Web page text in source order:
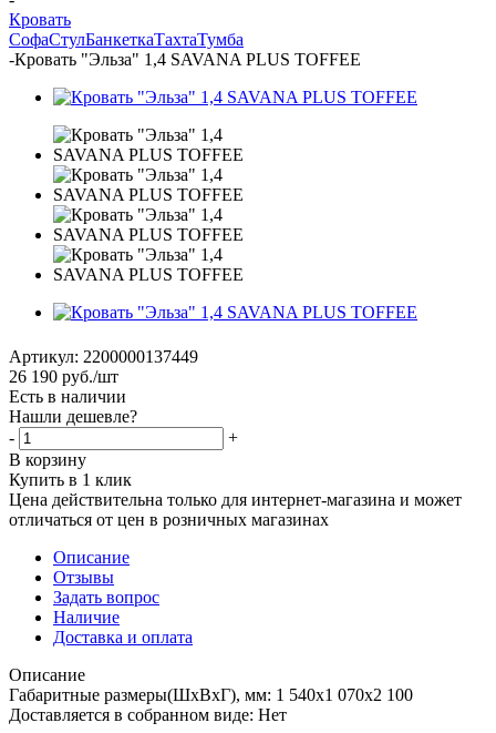
Кровать
СофаСтулБанкеткаТахтаТумба
-Кровать "Эльза" 1,4 SAVANA PLUS TOFFEE
Артикул: 2200000137449
26 190 руб./шт
Есть в наличии
Нашли дешевле?
-
+
В корзину
Купить в 1 клик
Цена действительна только для интернет-магазина и может
отличаться от цен в розничных магазинах
Описание
Отзывы
Задать вопрос
Наличие
Доставка и оплата
Описание
Габаритные размеры(ШхВхГ), мм: 1 540х1 070х2 100
Доставляется в собранном виде: Нет